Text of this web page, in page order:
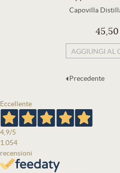
Capovilla
AGGIUNGI AL
Precedente
Eccellente
4,9/5
1.054
recensioni